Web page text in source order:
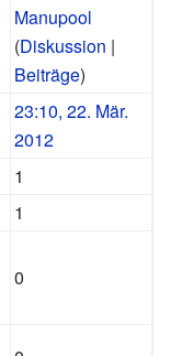
Manupool
(Diskussion |
Beiträge)
23:10, 22. Mär.
2012
1
1
0